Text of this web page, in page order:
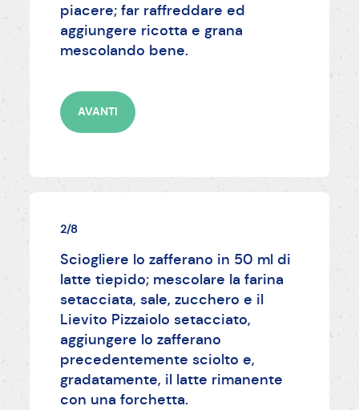
piacere; far raffreddare ed
aggiungere ricotta e grana
mescolando bene.
AVANTI
2/8
Sciogliere lo zafferano in 50 ml di
latte tiepido; mescolare la farina
setacciata, sale, zucchero e il
Lievito Pizzaiolo setacciato,
aggiungere lo zafferano
precedentemente sciolto e,
gradatamente, il latte rimanente
con una forchetta.